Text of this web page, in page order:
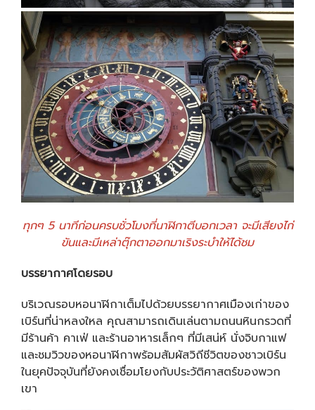
ทุกๆ 5 นาทีก่อนครบชั่วโมงที่นาฬิกาตีบอกเวลา จะมีเสียงไก่
ขันและมีเหล่าตุ๊กตาออกมาเริงระบำให้ได้ชม
บรรยากาศโดยรอบ
บริเวณรอบหอนาฬิกาเต็มไปด้วยบรรยากาศเมืองเก่าของ
เบิร์นที่น่าหลงใหล คุณสามารถเดินเล่นตามถนนหินกรวดที่
มีร้านค้า คาเฟ่ และร้านอาหารเล็กๆ ที่มีเสน่ห์ นั่งจิบกาแฟ
และชมวิวของหอนาฬิกาพร้อมสัมผัสวิถีชีวิตของชาวเบิร์น
ในยุคปัจจุบันที่ยังคงเชื่อมโยงกับประวัติศาสตร์ของพวก
เขา